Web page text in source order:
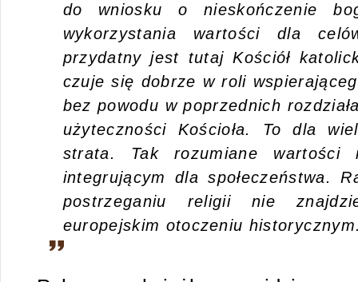
do wniosku o nieskończenie
wykorzystania wartości dla
przydatny jest tutaj Kościół
czuje się dobrze w roli
bez powodu w poprzednich
użyteczności Kościoła. To dla
strata. Tak rozumiane wartości
integrującym dla społeczeństwa.
postrzeganiu religii nie
europejskim otoczeniu